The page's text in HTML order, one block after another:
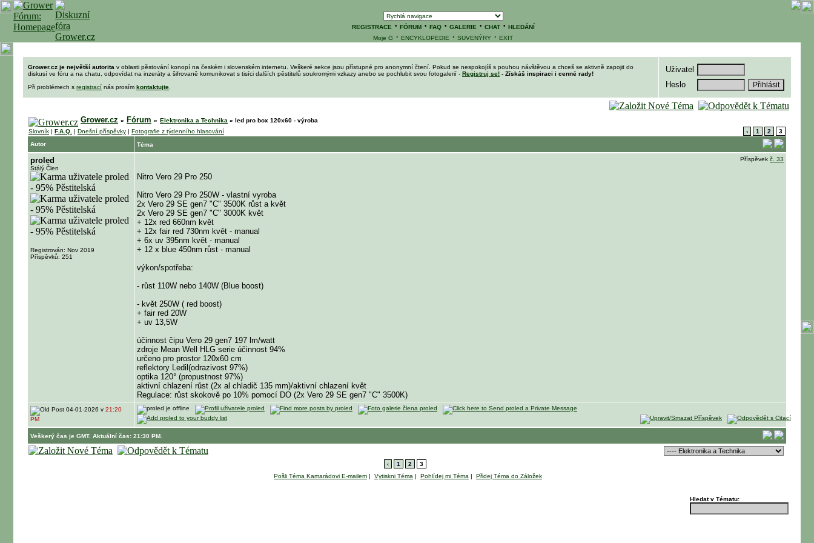
REGISTRACE · FÓRUM· FAQ· GALERIE · CHAT· HLEDÁNÍ
Moje G · ENCYKLOPEDIE · SUVENÝRY · EXIT
Grower.cz je největší autorita v oblasti pěstování konopí na českém i slovenském internetu. Veškeré sekce jsou přístupné pro anonymní čtení. Pokud se nespokojíš s pouhou návštěvou a chceš se aktivně zapojit do
diskusí ve fóru a na chatu, odpovídat na inzeráty a šifrovaně komunikovat s tisíci dalších pěstitelů soukromými vzkazy anebo se pochlubit svou fotogalerií - Registruj se! - Získáš inspiraci i cenné rady!
Při problémech s registrací nás prosím kontaktujte
Uživatel
Heslo
Grower.cz » Fórum » Elektronika a Technika » led pro box 120x60 - výroba
Slovník | F.A.Q. | Dnešní příspěvky | Fotografie z týdenního hlasování ‹ 1 2
3
Autor
Téma
proled
Stálý Člen
Registrován: Nov 2019
Příspěvků: 251
Příspěvek č. 33
Nitro Vero 29 Pro 250
Nitro Vero 29 Pro 250W - vlastní vyroba
2x Vero 29 SE gen7 "C" 3500K růst a květ
2x Vero 29 SE gen7 "C" 3000K květ
+ 12x red 660nm květ
+ 12x fair red 730nm květ - manual
+ 6x uv 395nm květ - manual
+ 12 x blue 450nm růst - manual
výkon/spotřeba:
- růst 110W nebo 140W (Blue boost)
- květ 250W ( red boost)
+ fair red 20W
+ uv 13,5W
účinnost čipu Vero 29 gen7 197 lm/watt
zdroje Mean Well HLG serie účinnost 94%
určeno pro prostor 120x60 cm
reflektory Ledil(odrazivost 97%)
optika 120° (propustnost 97%)
aktivní chlazení růst (2x al chladič 135 mm)/aktivní chlazení květ
Regulace: růst skokově po 10% pomocí DO (2x Vero 29 SE gen7 "C" 3500K)
04-01-2026 v 21:20
PM
Veškerý čas je GMT. Aktuální čas: 21:30 PM.
‹ 1 2
3
Pošli Téma Kamarádovi E-mailem | Vytiskni Téma | Pohlídej mi Téma | Přidej Téma do Záložek
Hledat v Tématu: